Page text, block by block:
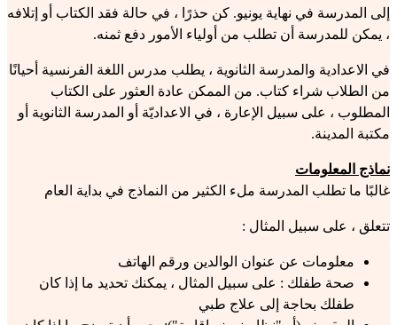
إلى المدرسة في نهاية يونيو. كن حذرًا ، في حالة فقد الكتاب أو إتلافه
، يمكن للمدرسة أن تطلب من أولياء الأمور دفع ثمنه.
في الاعدادية والمدرسة الثانوية ، يطلب مدرس اللغة الفرنسية أحيانًا
من الطلاب شراء كتاب. من الممكن عادة العثور على الكتاب
المطلوب ، على سبيل الإعارة ، في الاعداديّة أو المدرسة الثانوية أو
مكتبة المدينة.
نماذج المعلومات
غالبًا ما تطلب المدرسة ملء الكثير من النماذج في بداية العام
تتعلق ، على سبيل المثال :
معلومات عن عنوان الوالدين ورقم الهاتف
صحة طفلك : على سبيل المثال ، يمكنك تحديد ما إذا كان
طفلك بحاجة إلى علاج طبي